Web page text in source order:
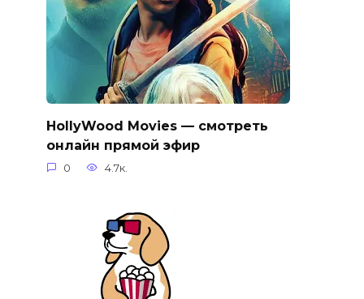
HollyWood Movies — смотреть
онлайн прямой эфир
0 4.7к.